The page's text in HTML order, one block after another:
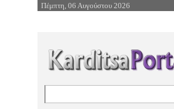
Επιστροφή στην Πλοήγηση
Πέμπτη, 06 Αυγούστου 2026